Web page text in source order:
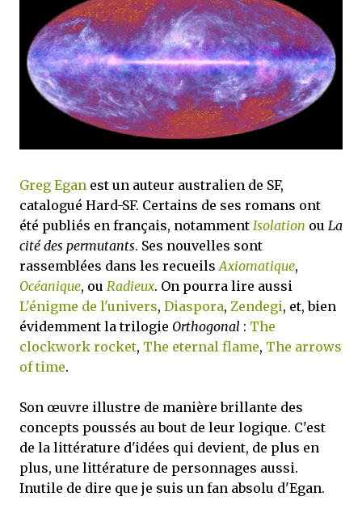
que Thomas connaissait et appréciait Olivier. Marlowe découvre une ville qu’il
ne connaissait pas, habitée par la méfiance, la peur et le rigorisme de la Ligue,
une ville pleine de mystères et de vieilles rancœurs. La Dame d...
Greg Egan est un auteur australien de SF,
catalogué Hard-SF. Certains de ses romans ont
été publiés en français, notamment Isolation ou La
cité des permutants. Ses nouvelles sont
rassemblées dans les recueilsAxiomatique,
Océanique, ou Radieux. On pourra lire aussi
L'énigme de l'univers, Diaspora, Zendegi, et, bien
évidemment la trilogie Orthogonal : The
clockwork rocket, The eternal flame, The arrows
of time.
Son œuvre illustre de manière brillante des
concepts poussés au bout de leur logique. C'est
de la littérature d'idées qui devient, de plus en
plus, une littérature de personnages aussi.
Inutile de dire que je suis un fan absolu d'Egan.